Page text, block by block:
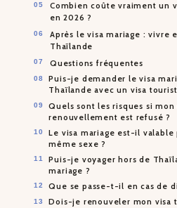
Combien coûte vraiment un
en 2026 ?
Après le visa mariage : vivre
Thaïlande
Questions fréquentes
Puis-je demander le visa
Thaïlande avec un visa
Quels sont les risques si mon
renouvellement est refusé ?
Le visa mariage est-il
même sexe ?
Puis-je voyager hors de
mariage ?
Que se passe-t-il en cas de
Dois-je renouveler mon visa